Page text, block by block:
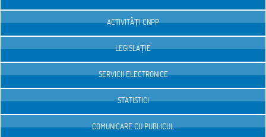
ACTIVITĂȚI CNPP
LEGISLAȚIE
SERVICII ELECTRONICE
STATISTICI
COMUNICARE CU PUBLICUL